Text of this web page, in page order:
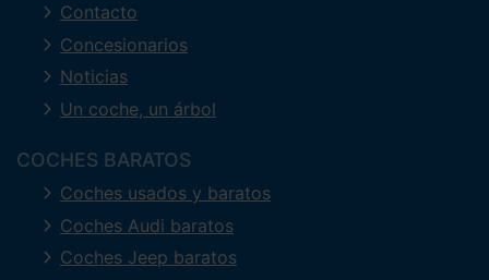
Contacto
Concesionarios
Noticias
Un coche, un árbol
COCHES BARATOS
Coches usados y baratos
Coches Audi baratos
Coches Jeep baratos